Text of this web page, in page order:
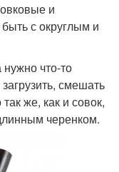
и
с округлым и
что-то
смешать
же, как и совок,
черенком.